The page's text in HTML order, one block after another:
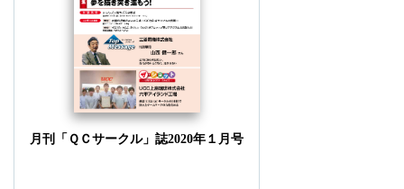
月刊「ＱＣサークル」誌2020年１月号